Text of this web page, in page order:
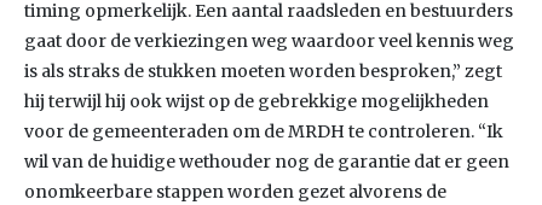
timing opmerkelijk. Een aantal raadsleden en bestuurders
gaat door de verkiezingen weg waardoor veel kennis weg
is als straks de stukken moeten worden besproken,” zegt
hij terwijl hij ook wijst op de gebrekkige mogelijkheden
voor de gemeenteraden om de MRDH te controleren. “Ik
wil van de huidige wethouder nog de garantie dat er geen
onomkeerbare stappen worden gezet alvorens de